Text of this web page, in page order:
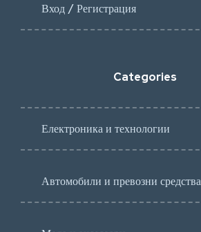
Вход / Регистрация
Categories
Електроника и технологии
Автомобили и превозни средства